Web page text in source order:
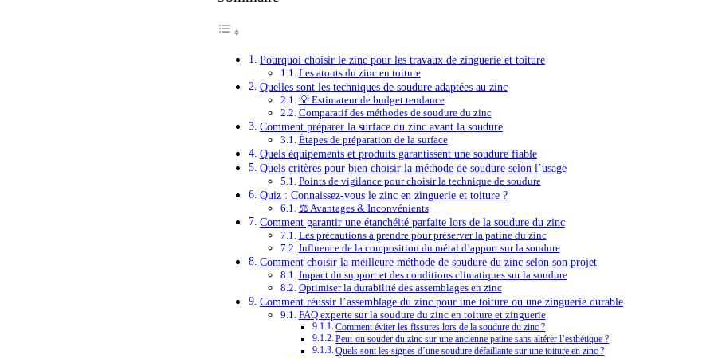
Pourquoi choisir le zinc pour les travaux de zinguerie et toiture
Les atouts du zinc en toiture
Quelles sont les techniques de soudure adaptées au zinc
💡 Estimateur de budget tendance
Comparatif des méthodes de soudure du zinc
Comment préparer la surface du zinc avant la soudure
Étapes de préparation de la surface
Quels équipements et produits garantissent une soudure fiable
Quels critères pour bien choisir la méthode de soudure selon l’usage
Points de vigilance pour choisir la technique de soudure
Quiz : Connaissez-vous le zinc en zinguerie et toiture ?
⚖️ Avantages & Inconvénients
Comment garantir une étanchéité parfaite lors de la soudure du zinc
Les précautions à prendre pour préserver la patine du zinc
Influence de la composition du métal d’apport sur la soudure
Comment choisir la meilleure méthode de soudure du zinc selon son projet
Impact du support et des conditions climatiques sur la soudure
Optimiser la durabilité des assemblages en zinc
Comment réussir l’assemblage du zinc pour une toiture ou une zinguerie durable
FAQ experte sur la soudure du zinc en toiture et zinguerie
Comment éviter les fissures lors de la soudure du zinc ?
Peut-on souder du zinc sur une ancienne patine sans altérer l’esthétique ?
Quels sont les signes d’une soudure défaillante sur une toiture en zinc ?